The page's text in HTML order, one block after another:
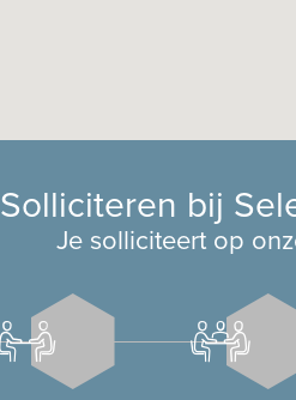
Solliciteren bij
Je solliciteert op